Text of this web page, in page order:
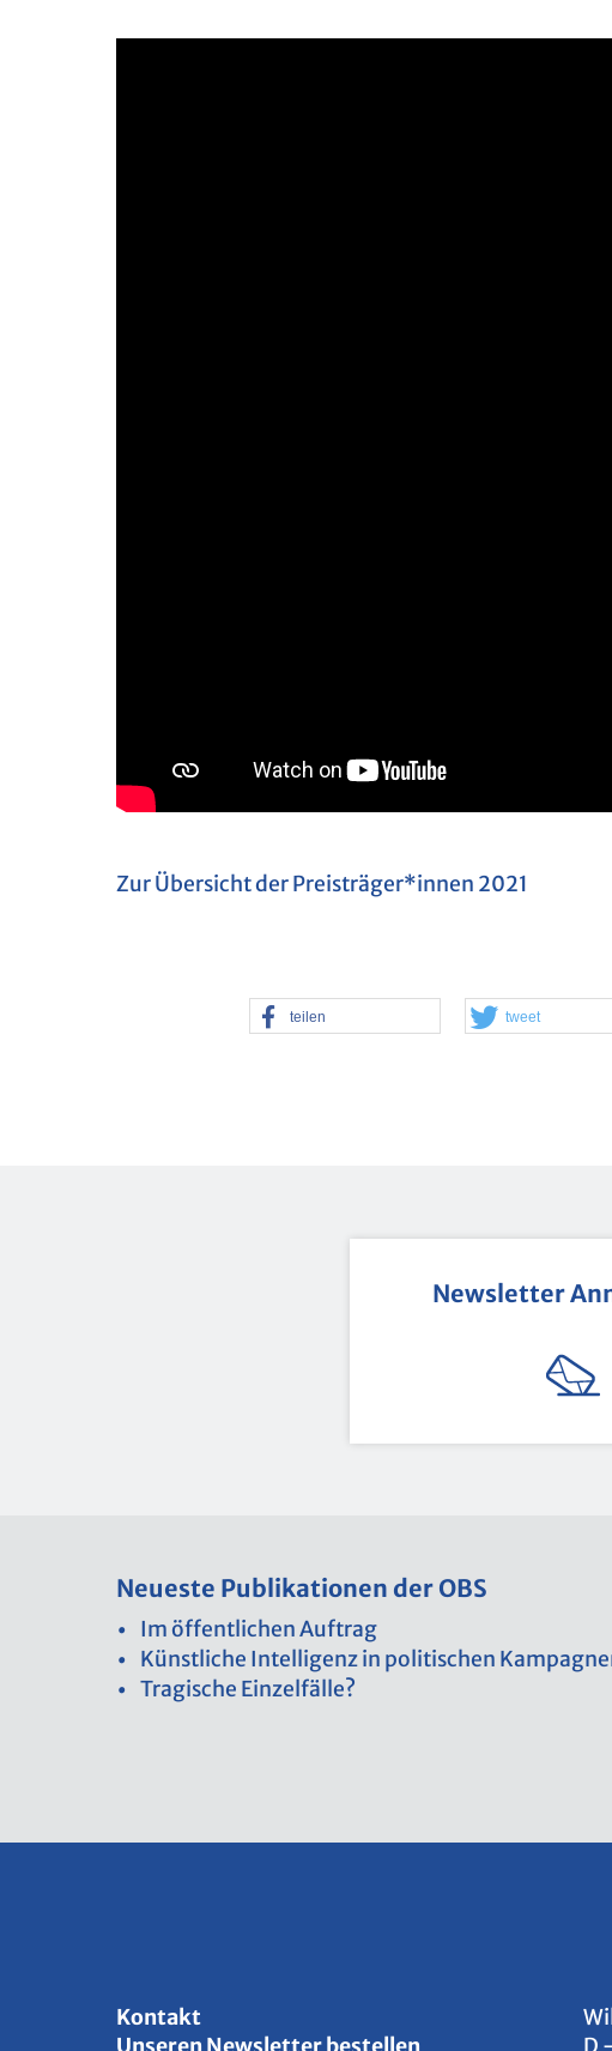
Zur Über­sicht der Preis­trä­ger*innen 2021
tei­len tweet
News­let­ter
Neu­es­te Pu­bli­ka­tio­nen der OBS
Im öf­fent­li­chen Auf­trag
Künst­li­che In­tel­li­genz in po­li­ti­schen
Tra­gi­sche Ein­zel­fäl­le?
Kon­takt